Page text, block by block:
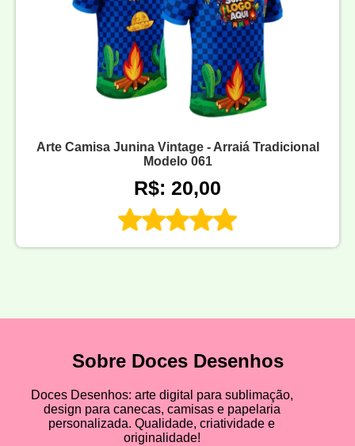
Arte Camisa Junina Vintage - Arraiá Tradicional
Modelo 061
R$: 20,00
Sobre Doces Desenhos
Doces Desenhos: arte digital para sublimação,
design para canecas, camisas e papelaria
personalizada. Qualidade, criatividade e
originalidade!